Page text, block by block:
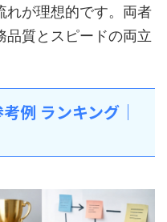
れが理想的です。両者
品質とスピードの両立
例 ランキング｜